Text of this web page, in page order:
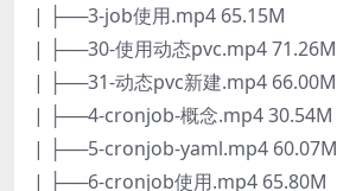
| ├──3-job使用.mp4 65.15M
| ├──30-使用动态pvc.mp4 71.26M
| ├──31-动态pvc新建.mp4 66.00M
| ├──4-cronjob-概念.mp4 30.54M
| ├──5-cronjob-yaml.mp4 60.07M
| ├──6-cronjob使用.mp4 65.80M